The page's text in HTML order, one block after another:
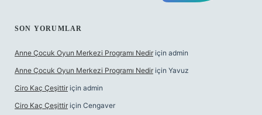
SON YORUMLAR
Anne Çocuk Oyun Merkezi Programı Nedir için admin
Anne Çocuk Oyun Merkezi Programı Nedir için Yavuz
Ciro Kaç Çeşittir için admin
Ciro Kaç Çeşittir için Cengaver